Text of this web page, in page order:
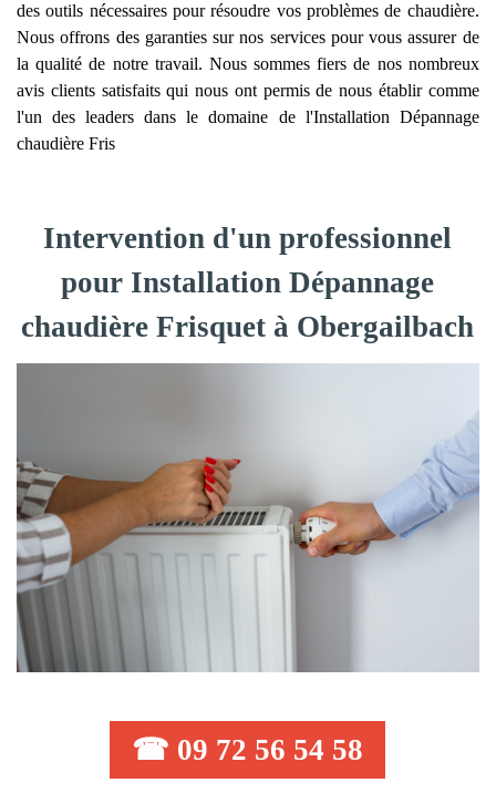
des outils nécessaires pour résoudre vos problèmes de chaudière.
Nous offrons des garanties sur nos services pour vous assurer de
la qualité de notre travail. Nous sommes fiers de nos nombreux
avis clients satisfaits qui nous ont permis de nous établir comme
l'un des leaders dans le domaine de l'Installation Dépannage
chaudière Fris
Intervention d'un professionnel
pour Installation Dépannage
chaudière Frisquet à Obergailbach
☎ 09 72 56 54 58